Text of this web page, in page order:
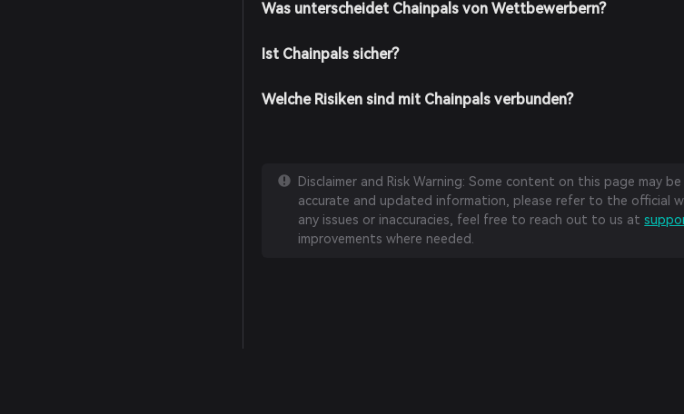
und suchen Sie nach CPAL, um verfügbare Handelspaare zu sehen.
CPAL/USDT), geben Sie die Menge ein, die Sie kaufen möchten, und
bestätigen Sie Ihre Bestellung. Nach Abschluss der Transaktion wird
Was unterscheidet Chainpals von Wettbewerbern?
Ist Chainpals sicher?
Welche Risiken sind mit Chainpals verbunden?
Disclaimer and Risk Warning: Some content on this page may
accurate and updated information, please refer to the official
any issues or inaccuracies, feel free to reach out to us at
improvements where needed.